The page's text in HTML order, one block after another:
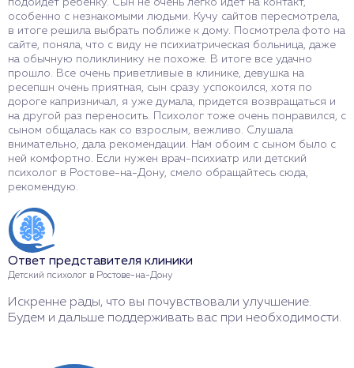
подойдет ребенку. Сын не очень легко идет на контакт,
особенно с незнакомыми людьми. Кучу сайтов пересмотрела,
в итоге решила выбрать поближе к дому. Посмотрела фото на
сайте, поняла, что с виду не психиатрическая больница, даже
на обычную поликлинику не похоже. В итоге все удачно
прошло. Все очень приветливые в клинике, девушка на
ресепшн очень приятная, сын сразу успокоился, хотя по
дороге капризничал, я уже думала, придется возвращаться и
на другой раз переносить. Психолог тоже очень понравился, с
сыном общалась как со взрослым, вежливо. Слушала
внимательно, дала рекомендации. Нам обоим с сыном было с
ней комфортно. Если нужен врач-психиатр или детский
психолог в Ростове-на-Дону, смело обращайтесь сюда,
рекомендую.
Ответ представителя клиники
Детский психолог в Ростове-на-Дону
Искренне рады, что вы почувствовали улучшение.
Будем и дальше поддерживать вас при необходимости.